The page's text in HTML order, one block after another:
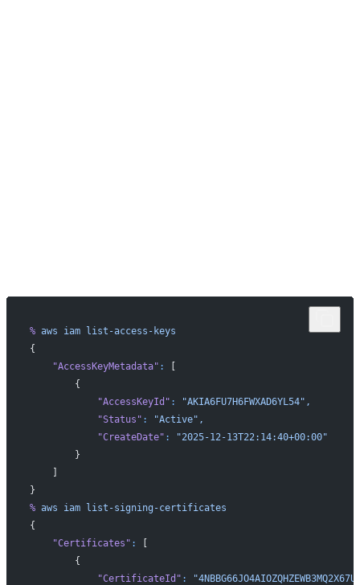
% aws iam list-access-keys
{
    "AccessKeyMetadata"
:
[
        {
            "AccessKeyId"
:
"AKIA6FU7H6FWXAD6YL54",
            "Status"
:
"Active",
            "CreateDate"
:
"2025-12-13T22:14:40+00:00"
        }
    ]
}
% aws iam list-signing-certificates
{
    "Certificates"
:
[
        {
            "CertificateId"
: